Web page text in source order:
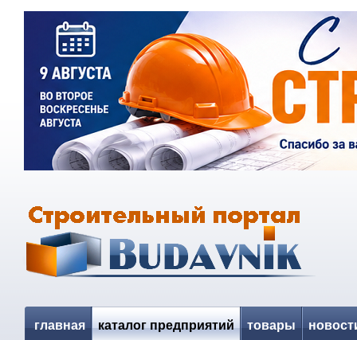
главная каталог предприятий товары